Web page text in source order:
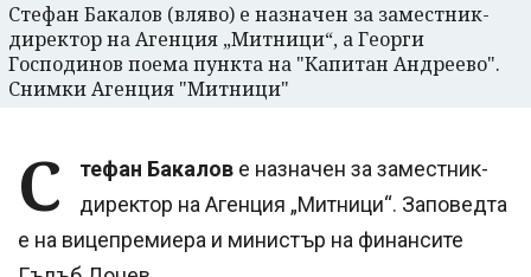
Стефан Бакалов (вляво) е назначен за заместник-
директор на Агенция „Митници“, а Георги
Господинов поема пункта на "Капитан Андреево".
Снимки Агенция "Митници"
С тефан Бакалов е назначен за заместник-
директор на Агенция „Митници“. Заповедта
е на вицепремиера и министър на финансите